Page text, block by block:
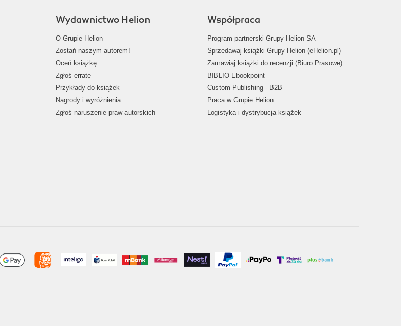
Wydawnictwo Helion
O Grupie Helion
Zostań naszym autorem!
Oceń książkę
Zgłoś erratę
Przykłady do książek
Nagrody i wyróżnienia
Zgłoś naruszenie praw autorskich
Współpraca
Program partnerski Grupy Helion SA
Sprzedawaj książki Grupy Helion (eHelion.pl)
Zamawiaj książki do recenzji (Biuro Prasowe)
BIBLIO Ebookpoint
Custom Publishing - B2B
Praca w Grupie Helion
Logistyka i dystrybucja książek